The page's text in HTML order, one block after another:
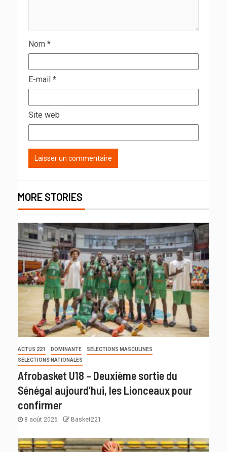
Nom *
E-mail *
Site web
MORE STORIES
ACTUS 221 DOMINANTE
SÉLECTIONS MASCULINES
SÉLECTIONS NATIONALES
Afrobasket U18 – Deuxième sortie du
Sénégal aujourd’hui, les Lionceaux pour
confirmer
8 août 2026 Basket221